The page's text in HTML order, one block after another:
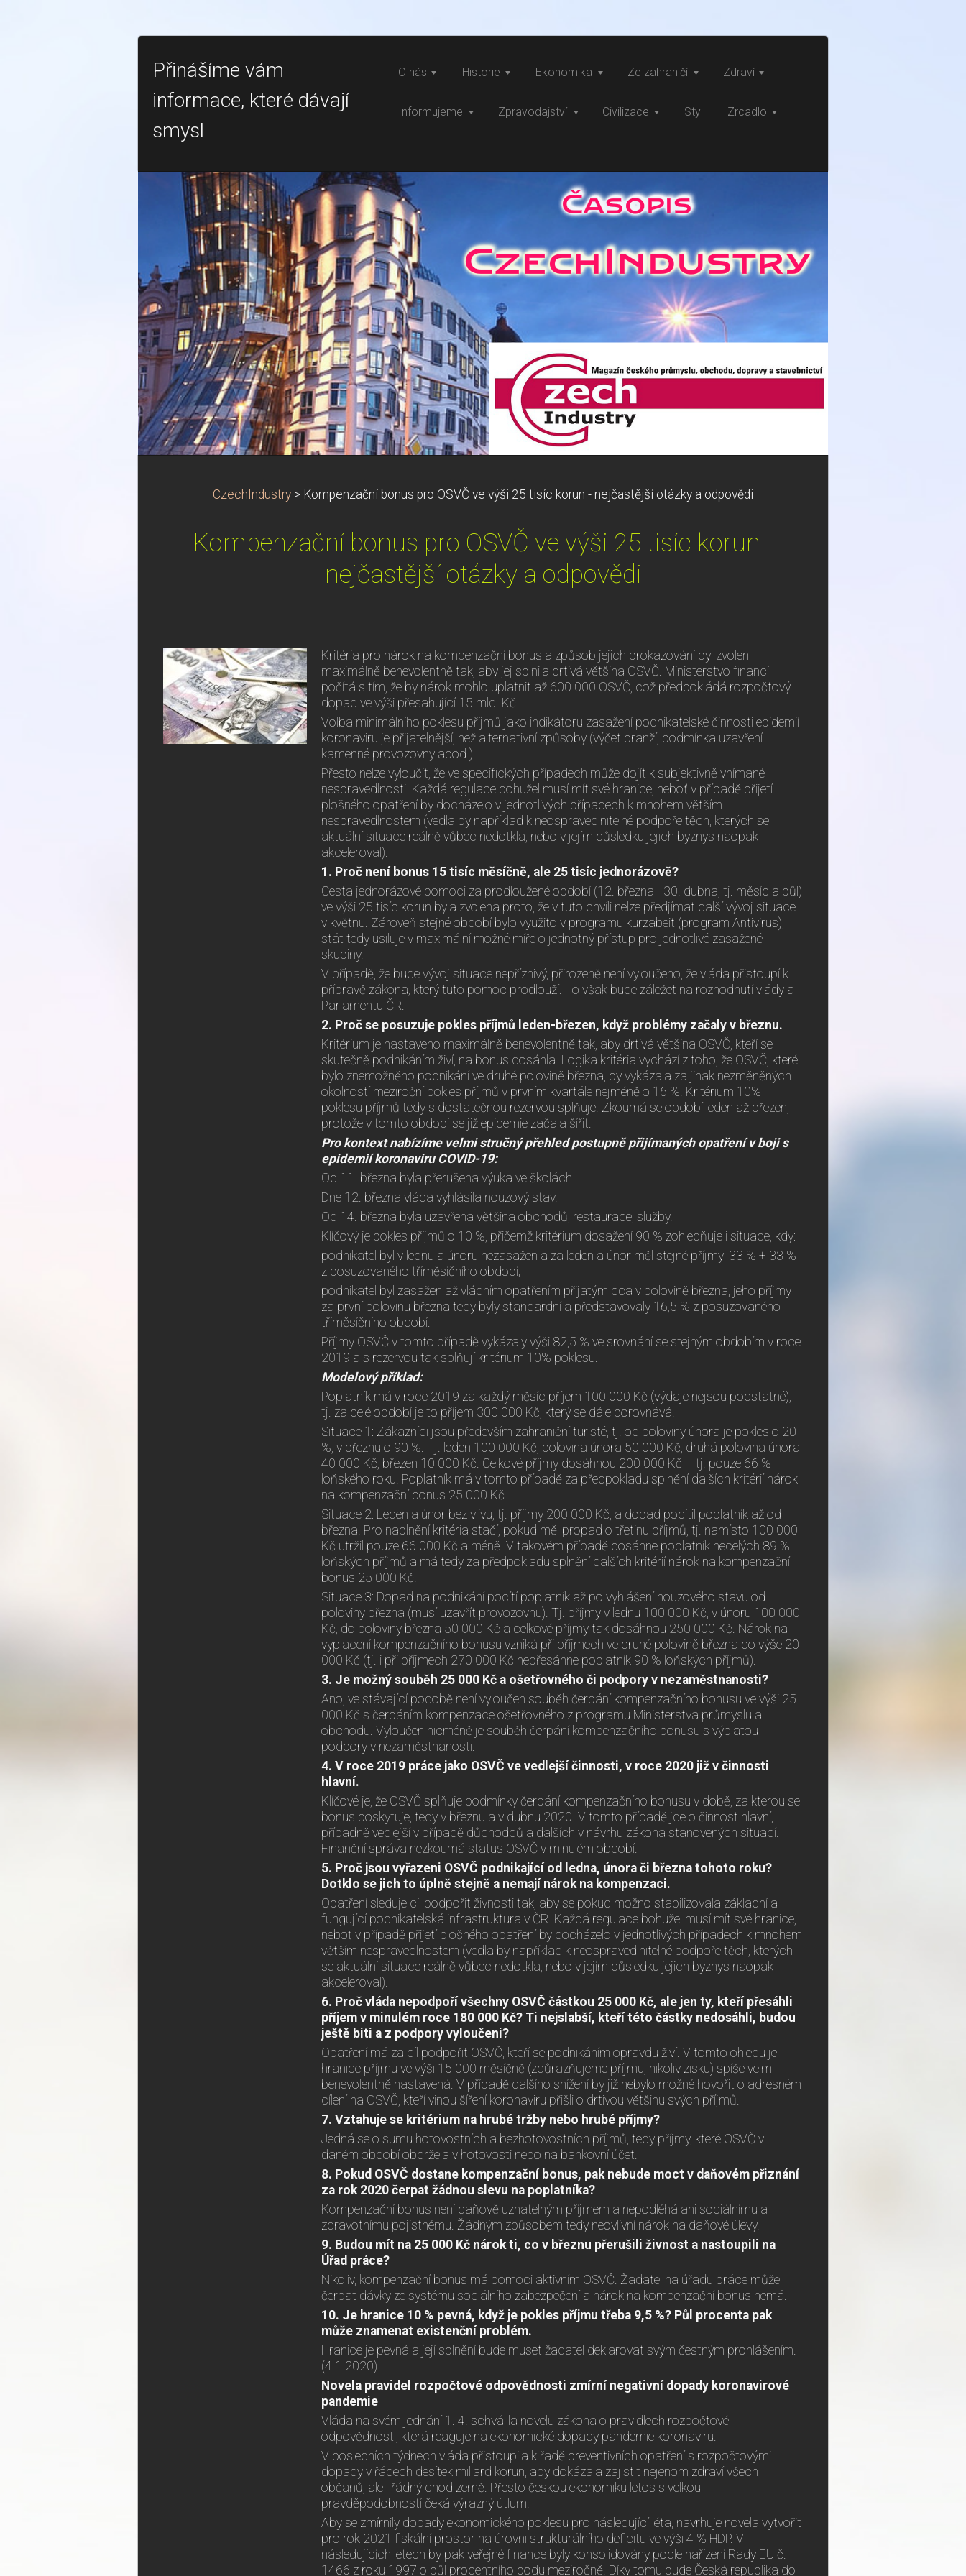
Přinášíme vám
informace, které dávají
smysl
O nás Historie Ekonomika Ze zahraničí Zdraví
Informujeme Zpravodajství Civilizace Styl Zrcadlo
CzechIndustry > Kompenzační bonus pro OSVČ ve výši 25 tisíc korun - nejčastější otázky a odpovědi
Kompenzační bonus pro OSVČ ve výši 25 tisíc korun -
nejčastější otázky a odpovědi
Kritéria pro nárok na kompenzační bonus a způsob jejich prokazování byl zvolen
maximálně benevolentně tak, aby jej splnila drtivá většina OSVČ. Ministerstvo financí
počítá s tím, že by nárok mohlo uplatnit až 600 000 OSVČ, což předpokládá rozpočtový
dopad ve výši přesahující 15 mld. Kč.
Volba minimálního poklesu příjmů jako indikátoru zasažení podnikatelské činnosti epidemií
koronaviru je přijatelnější, než alternativní způsoby (výčet branží, podmínka uzavření
kamenné provozovny apod.).
Přesto nelze vyloučit, že ve specifických případech může dojít k subjektivně vnímané
nespravedlnosti. Každá regulace bohužel musí mít své hranice, neboť v případě přijetí
plošného opatření by docházelo v jednotlivých případech k mnohem větším
nespravedlnostem (vedla by například k neospravedlnitelné podpoře těch, kterých se
aktuální situace reálně vůbec nedotkla, nebo v jejím důsledku jejich byznys naopak
akceleroval).
1. Proč není bonus 15 tisíc měsíčně, ale 25 tisíc jednorázově?
Cesta jednorázové pomoci za prodloužené období (12. března - 30. dubna, tj. měsíc a půl)
ve výši 25 tisíc korun byla zvolena proto, že v tuto chvíli nelze předjímat další vývoj situace
v květnu. Zároveň stejné období bylo využito v programu kurzabeit (program Antivirus),
stát tedy usiluje v maximální možné míře o jednotný přístup pro jednotlivé zasažené
skupiny.
V případě, že bude vývoj situace nepříznivý, přirozeně není vyloučeno, že vláda přistoupí k
přípravě zákona, který tuto pomoc prodlouží. To však bude záležet na rozhodnutí vlády a
Parlamentu ČR.
2. Proč se posuzuje pokles příjmů leden-březen, když problémy začaly v březnu.
Kritérium je nastaveno maximálně benevolentně tak, aby drtivá většina OSVČ, kteří se
skutečně podnikáním živí, na bonus dosáhla. Logika kritéria vychází z toho, že OSVČ, které
bylo znemožněno podnikání ve druhé polovině března, by vykázala za jinak nezměněných
okolností meziroční pokles příjmů v prvním kvartále nejméně o 16 %. Kritérium 10%
poklesu příjmů tedy s dostatečnou rezervou splňuje. Zkoumá se období leden až březen,
protože v tomto období se již epidemie začala šířit.
Pro kontext nabízíme velmi stručný přehled postupně přijímaných opatření v boji s
epidemií koronaviru COVID-19:
Od 11. března byla přerušena výuka ve školách.
Dne 12. března vláda vyhlásila nouzový stav.
Od 14. března byla uzavřena většina obchodů, restaurace, služby.
Klíčový je pokles příjmů o 10 %, přičemž kritérium dosažení 90 % zohledňuje i situace, kdy:
podnikatel byl v lednu a únoru nezasažen a za leden a únor měl stejné příjmy: 33 % + 33 %
z posuzovaného tříměsíčního období;
podnikatel byl zasažen až vládním opatřením přijatým cca v polovině března, jeho příjmy
za první polovinu března tedy byly standardní a představovaly 16,5 % z posuzovaného
tříměsíčního období.
Příjmy OSVČ v tomto případě vykázaly výši 82,5 % ve srovnání se stejným obdobím v roce
2019 a s rezervou tak splňují kritérium 10% poklesu.
Modelový příklad:
Poplatník má v roce 2019 za každý měsíc příjem 100 000 Kč (výdaje nejsou podstatné),
tj. za celé období je to příjem 300 000 Kč, který se dále porovnává.
Situace 1: Zákazníci jsou především zahraniční turisté, tj. od poloviny února je pokles o 20
%, v březnu o 90 %. Tj. leden 100 000 Kč, polovina února 50 000 Kč, druhá polovina února
40 000 Kč, březen 10 000 Kč. Celkové příjmy dosáhnou 200 000 Kč – tj. pouze 66 %
loňského roku. Poplatník má v tomto případě za předpokladu splnění dalších kritérií nárok
na kompenzační bonus 25 000 Kč.
Situace 2: Leden a únor bez vlivu, tj. příjmy 200 000 Kč, a dopad pocítil poplatník až od
března. Pro naplnění kritéria stačí, pokud měl propad o třetinu příjmů, tj. namísto 100 000
Kč utržil pouze 66 000 Kč a méně. V takovém případě dosáhne poplatník necelých 89 %
loňských příjmů a má tedy za předpokladu splnění dalších kritérií nárok na kompenzační
bonus 25 000 Kč.
Situace 3: Dopad na podnikání pocítí poplatník až po vyhlášení nouzového stavu od
poloviny března (musí uzavřít provozovnu). Tj. příjmy v lednu 100 000 Kč, v únoru 100 000
Kč, do poloviny března 50 000 Kč a celkové příjmy tak dosáhnou 250 000 Kč. Nárok na
vyplacení kompenzačního bonusu vzniká při příjmech ve druhé polovině března do výše 20
000 Kč (tj. i při příjmech 270 000 Kč nepřesáhne poplatník 90 % loňských příjmů).
3. Je možný souběh 25 000 Kč a ošetřovného či podpory v nezaměstnanosti?
Ano, ve stávající podobě není vyloučen souběh čerpání kompenzačního bonusu ve výši 25
000 Kč s čerpáním kompenzace ošetřovného z programu Ministerstva průmyslu a
obchodu. Vyloučen nicméně je souběh čerpání kompenzačního bonusu s výplatou
podpory v nezaměstnanosti.
4. V roce 2019 práce jako OSVČ ve vedlejší činnosti, v roce 2020 již v činnosti
hlavní.
Klíčové je, že OSVČ splňuje podmínky čerpání kompenzačního bonusu v době, za kterou se
bonus poskytuje, tedy v březnu a v dubnu 2020. V tomto případě jde o činnost hlavní,
případně vedlejší v případě důchodců a dalších v návrhu zákona stanovených situací.
Finanční správa nezkoumá status OSVČ v minulém období.
5. Proč jsou vyřazeni OSVČ podnikající od ledna, února či března tohoto roku?
Dotklo se jich to úplně stejně a nemají nárok na kompenzaci.
Opatření sleduje cíl podpořit živnosti tak, aby se pokud možno stabilizovala základní a
fungující podnikatelská infrastruktura v ČR. Každá regulace bohužel musí mít své hranice,
neboť v případě přijetí plošného opatření by docházelo v jednotlivých případech k mnohem
větším nespravedlnostem (vedla by například k neospravedlnitelné podpoře těch, kterých
se aktuální situace reálně vůbec nedotkla, nebo v jejím důsledku jejich byznys naopak
akceleroval).
6. Proč vláda nepodpoří všechny OSVČ částkou 25 000 Kč, ale jen ty, kteří přesáhli
příjem v minulém roce 180 000 Kč? Ti nejslabší, kteří této částky nedosáhli, budou
ještě biti a z podpory vyloučeni?
Opatření má za cíl podpořit OSVČ, kteří se podnikáním opravdu živí. V tomto ohledu je
hranice příjmu ve výši 15 000 měsíčně (zdůrazňujeme příjmu, nikoliv zisku) spíše velmi
benevolentně nastavená. V případě dalšího snížení by již nebylo možné hovořit o adresném
cílení na OSVČ, kteří vinou šíření koronaviru přišli o drtivou většinu svých příjmů.
7. Vztahuje se kritérium na hrubé tržby nebo hrubé příjmy?
Jedná se o sumu hotovostních a bezhotovostních příjmů, tedy příjmy, které OSVČ v
daném období obdržela v hotovosti nebo na bankovní účet.
8. Pokud OSVČ dostane kompenzační bonus, pak nebude moct v daňovém přiznání
za rok 2020 čerpat žádnou slevu na poplatníka?
Kompenzační bonus není daňově uznatelným příjmem a nepodléhá ani sociálnímu a
zdravotnímu pojistnému. Žádným způsobem tedy neovlivní nárok na daňové úlevy.
9. Budou mít na 25 000 Kč nárok ti, co v březnu přerušili živnost a nastoupili na
Úřad práce?
Nikoliv, kompenzační bonus má pomoci aktivním OSVČ. Žadatel na úřadu práce může
čerpat dávky ze systému sociálního zabezpečení a nárok na kompenzační bonus nemá.
10. Je hranice 10 % pevná, když je pokles příjmu třeba 9,5 %? Půl procenta pak
může znamenat existenční problém.
Hranice je pevná a její splnění bude muset žadatel deklarovat svým čestným prohlášením.
(4.1.2020)
Novela pravidel rozpočtové odpovědnosti zmírní negativní dopady koronavirové
pandemie
Vláda na svém jednání 1. 4. schválila novelu zákona o pravidlech rozpočtové
odpovědnosti, která reaguje na ekonomické dopady pandemie koronaviru.
V posledních týdnech vláda přistoupila k řadě preventivních opatření s rozpočtovými
dopady v řádech desítek miliard korun, aby dokázala zajistit nejenom zdraví všech
občanů, ale i řádný chod země. Přesto českou ekonomiku letos s velkou
pravděpodobností čeká výrazný útlum.
Aby se zmírnily dopady ekonomického poklesu pro následující léta, navrhuje novela vytvořit
pro rok 2021 fiskální prostor na úrovni strukturálního deficitu ve výši 4 % HDP. V
následujících letech by pak veřejné finance byly konsolidovány podle nařízení Rady EU č.
1466 z roku 1997 o půl procentního bodu meziročně. Díky tomu bude Česká republika do